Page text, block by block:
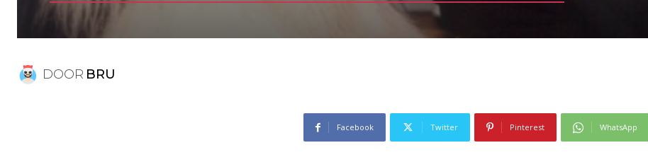
DOOR BRU
Facebook Twitter Pinterest WhatsApp